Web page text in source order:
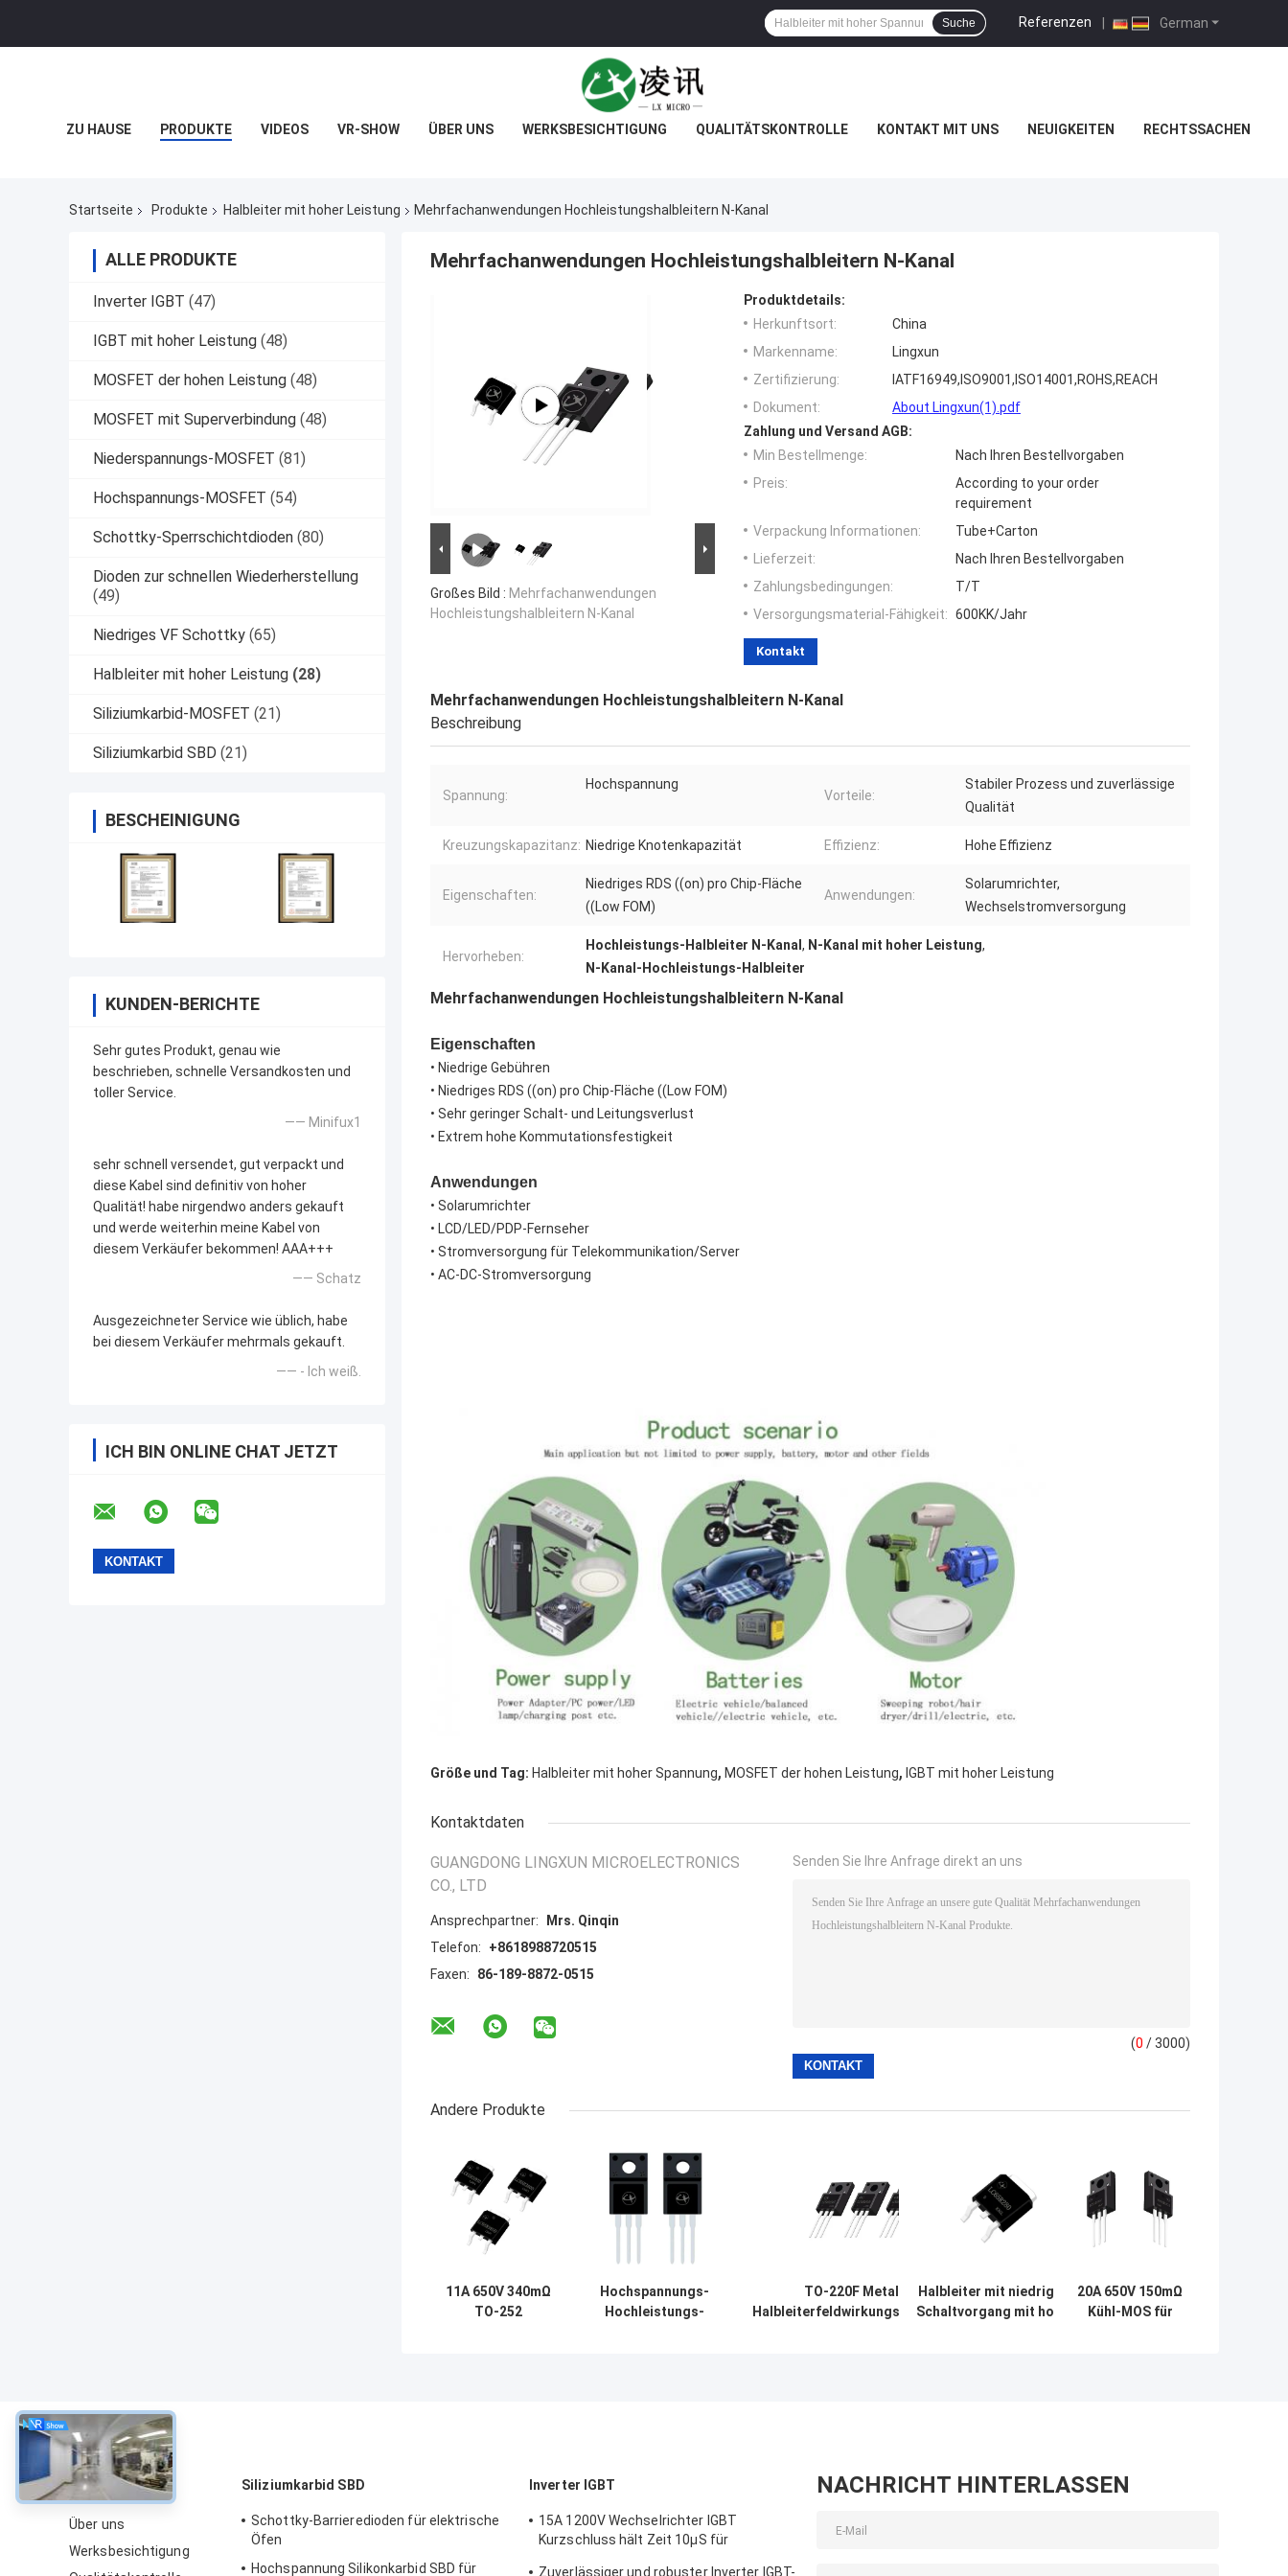
German
Referenzen |
Suche
ZU HAUSE PRODUKTE VIDEOS VR-SHOW ÜBER UNS WERKSBESICHTIGUNG QUALITÄTSKONTROLLE KONTAKT MIT UNS NEUIGKEITEN RECHTSSACHEN
Startseite Produkte Halbleiter mit hoher Leistung Mehrfachanwendungen Hochleistungshalbleitern N-Kanal
ALLE PRODUKTE
Inverter IGBT (47)
IGBT mit hoher Leistung (48)
MOSFET der hohen Leistung (48)
MOSFET mit Superverbindung (48)
Niederspannungs-MOSFET (81)
Hochspannungs-MOSFET (54)
Schottky-Sperrschichtdioden (80)
Dioden zur schnellen Wiederherstellung
(49)
Niedriges VF Schottky (65)
Halbleiter mit hoher Leistung (28)
Siliziumkarbid-MOSFET (21)
Siliziumkarbid SBD (21)
BESCHEINIGUNG
KUNDEN-BERICHTE
Sehr gutes Produkt, genau wie
beschrieben, schnelle Versandkosten und
toller Service.
—— Minifux1
sehr schnell versendet, gut verpackt und
diese Kabel sind definitiv von hoher
Qualität! habe nirgendwo anders gekauft
und werde weiterhin meine Kabel von
diesem Verkäufer bekommen! AAA+++
—— Schatz
Ausgezeichneter Service wie üblich, habe
bei diesem Verkäufer mehrmals gekauft.
—— - Ich weiß.
ICH BIN ONLINE CHAT JETZT
Mehrfachanwendungen Hochleistungshalbleitern N-Kanal
Großes Bild : Mehrfachanwendungen
Hochleistungshalbleitern N-Kanal
Produktdetails:
Herkunftsort:
China
Markenname:
Lingxun
Zertifizierung:
IATF16949,ISO9001,ISO14001,ROHS,REACH
Dokument:
About Lingxun(1).pdf
Zahlung und Versand AGB:
Min Bestellmenge:
Nach Ihren Bestellvorgaben
Preis:
According to your order
requirement
Verpackung Informationen:
Tube+Carton
Lieferzeit:
Nach Ihren Bestellvorgaben
Zahlungsbedingungen:
T/T
Versorgungsmaterial-Fähigkeit: 600KK/Jahr
Kontakt
Mehrfachanwendungen Hochleistungshalbleitern N-Kanal
Beschreibung
Spannung:
Hochspannung
Vorteile:
Stabiler Prozess und zuverlässige
Qualität
Kreuzungskapazitanz: Niedrige Knotenkapazität Effizienz: Hohe Effizienz
Eigenschaften:
Niedriges RDS ((on) pro Chip-Fläche
((Low FOM)
Anwendungen:
Solarumrichter,
Wechselstromversorgung
Hervorheben:
Hochleistungs-Halbleiter N-Kanal , N-Kanal mit hoher Leistung,
N-Kanal-Hochleistungs-Halbleiter
Mehrfachanwendungen Hochleistungshalbleitern N-Kanal
Eigenschaften
• Niedrige Gebühren
• Niedriges RDS ((on) pro Chip-Fläche ((Low FOM)
• Sehr geringer Schalt- und Leitungsverlust
• Extrem hohe Kommutationsfestigkeit
Anwendungen
• Solarumrichter
• LCD/LED/PDP-Fernseher
• Stromversorgung für Telekommunikation/Server
• AC-DC-Stromversorgung
Größe und Tag: Halbleiter mit hoher Spannung, MOSFET der hohen Leistung, IGBT mit hoher Leistung
Kontaktdaten
GUANGDONG LINGXUN MICROELECTRONICS
CO., LTD
Ansprechpartner:
Mrs. Qinqin
Telefon:
+8618988720515
Faxen:
86-189-8872-0515
Senden Sie Ihre Anfrage direkt an uns
(0 / 3000)
Andere Produkte
11A 650V 340mΩ
TO-252
Hochspannungs-
Hochleistungs-
TO-220F Metalloxid
Halbleiterfeldwirkungstransistoren
Halbleiter mit niedrigem
Schaltvorgang mit hoher
20A 650V 150mΩ
Kühl-MOS für
über
Über uns
Werksbesichtigung
Siliziumkarbid SBD
Schottky-Barrieredioden für elektrische
Öfen
Hochspannung Silikonkarbid SBD für
Inverter IGBT
15A 1200V Wechselrichter IGBT
Kurzschluss hält Zeit 10μS für
Zuverlässiger und robuster Inverter IGBT-
NACHRICHT HINTERLASSEN